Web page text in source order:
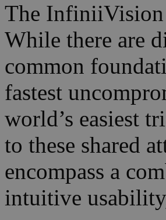
The InfiniiVision
While there are
common
fastest
world’s easiest
to these shared
encompass a
intuitive